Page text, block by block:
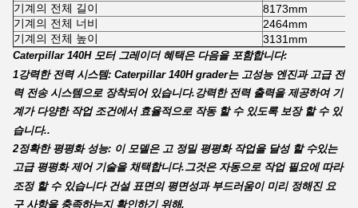
기계의 전체 길이
8173mm
기계의 전체 너비
2464mm
기계의 전체 높이
3131mm
Caterpillar 140H 모터 그레이더 혜택은 다음을 포함합니다:
1강력한 전력 시스템: Caterpillar 140H grader는 고성능 엔진과 고급 전
력 전송 시스템으로 장착되어 있습니다.강력한 전력 출력을 제공하여 기
계가 다양한 작업 조건에서 효율적으로 작동 할 수 있도록 보장 할 수 있
습니다..
2정확한 평평화 성능: 이 모델은 고 정밀 평평화 작업을 달성 할 수있는
고급 평평화 제어 기술을 채택합니다.그것은 자동으로 작업 필요에 따라
조정 할 수 있습니다 건설 표면의 평면성과 부드러움이 미리 정해진 요
구 사항을 충족하는지 확인하기 위해.